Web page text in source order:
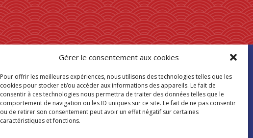
Gérer le consentement aux cookies
Pour offrir les meilleures expériences, nous utilisons des technologies telles que les
cookies pour stocker et/ou accéder aux informations des appareils. Le fait de
consentir à ces technologies nous permettra de traiter des données telles que le
comportement de navigation ou les ID uniques sur ce site. Le fait de ne pas consentir
ou de retirer son consentement peut avoir un effet négatif sur certaines
caractéristiques et fonctions.
Trouver mon
magasin Paris Store
Où nous trouver